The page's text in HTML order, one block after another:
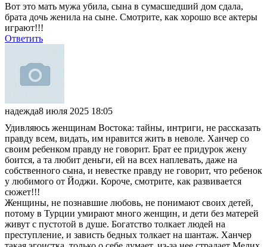
Вот это мать мужа убила, сына в сумасшедший дом сдала,
брата дочь женила на сыне. Смотрите, как хорошо все актеры
играют!!!
Ответить
надежда8 июля 2025 18:05
Удивляюсь женщинам Востока: тайны, интриги, не рассказать
правду всем, видать, им нравится жить в неволе. Ханчер со
своим ребенком правду не говорит. Брат ее придурок жену
боится, а та любит деньги, ей на всех наплевать, даже на
собственного сына, и невестке правду не говорит, что ребенок
у любимого от Йоджи. Короче, смотрите, как развивается
сюжет!!!
Женщины, не познавшие любовь, не понимают своих детей,
потому в Турции умирают много женщин, и дети без матерей
живут с пустотой в душе. Богатство толкает людей на
преступление, и зависть бедных толкает на шантаж. Ханчер